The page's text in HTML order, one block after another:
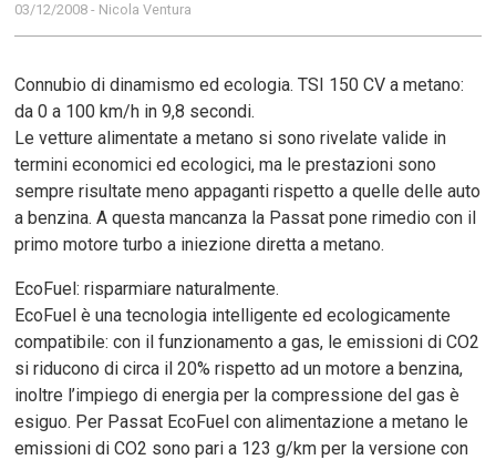
03/12/2008 - Nicola Ventura
Connubio di dinamismo ed ecologia. TSI 150 CV a metano:
da 0 a 100 km/h in 9,8 secondi.
Le vetture alimentate a metano si sono rivelate valide in
termini economici ed ecologici, ma le prestazioni sono
sempre risultate meno appaganti rispetto a quelle delle auto
a benzina. A questa mancanza la Passat pone rimedio con il
primo motore turbo a iniezione diretta a metano.
EcoFuel: risparmiare naturalmente.
EcoFuel è una tecnologia intelligente ed ecologicamente
compatibile: con il funzionamento a gas, le emissioni di CO2
si riducono di circa il 20% rispetto ad un motore a benzina,
inoltre l’impiego di energia per la compressione del gas è
esiguo. Per Passat EcoFuel con alimentazione a metano le
emissioni di CO2 sono pari a 123 g/km per la versione con